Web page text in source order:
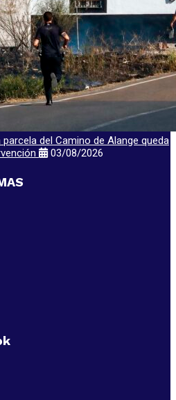
del Camino de Alange queda
03/08/2026